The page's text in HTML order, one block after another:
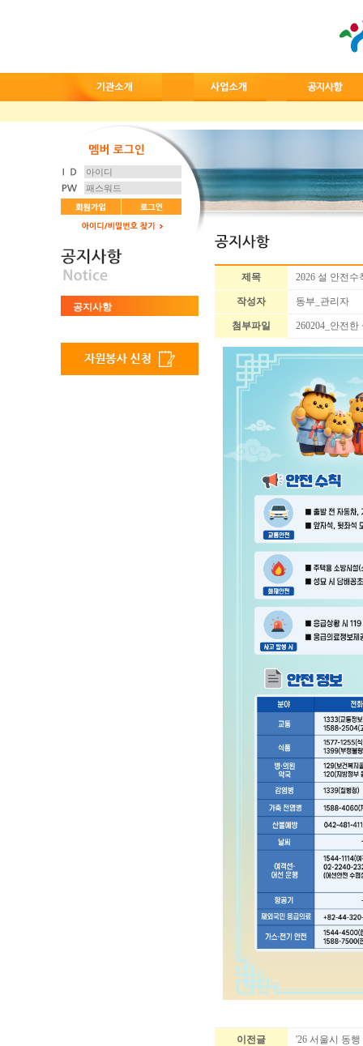
공지사항
제목 2026 설 안전
작성자 동부_관리자
첨부파일 260204_안전
이전글 '26 서울시 동